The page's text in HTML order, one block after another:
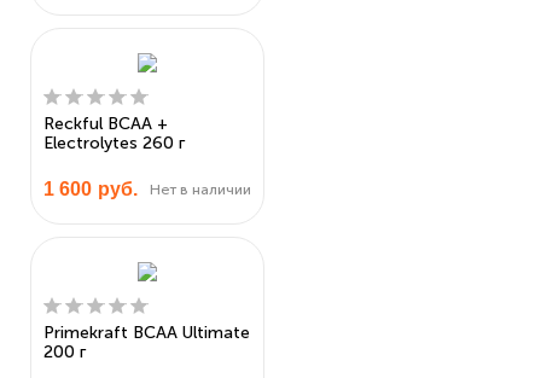
Reckful BCAA +
Eleсtrolytes 260 г
1 600 руб. Нет в наличии
Primekraft BCAA Ultimate
200 г